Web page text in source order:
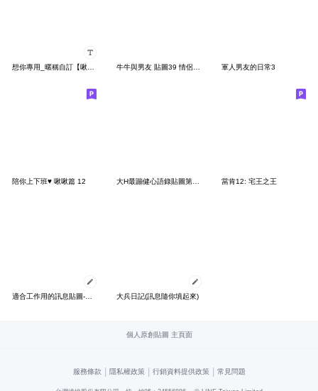
軍人男友的日常3
陪你上下班♥ 啾啾篇 12 大H最蹦健心語錄貼圖第一彈 當肯12: 宅王之王
大兵日記(訊息隨你填起來)
個人原創貼圖 主頁面
服務條款 | 隱私權政策 | 行銷資料提供政策 | 常見問題